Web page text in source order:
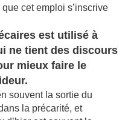
cet emploi s’inscrive
est utilisé à
ne tient des discours
mieux faire le
souvent la sortie du
la précarité, et